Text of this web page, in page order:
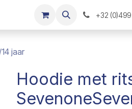
+32
jaar
Hoodie met